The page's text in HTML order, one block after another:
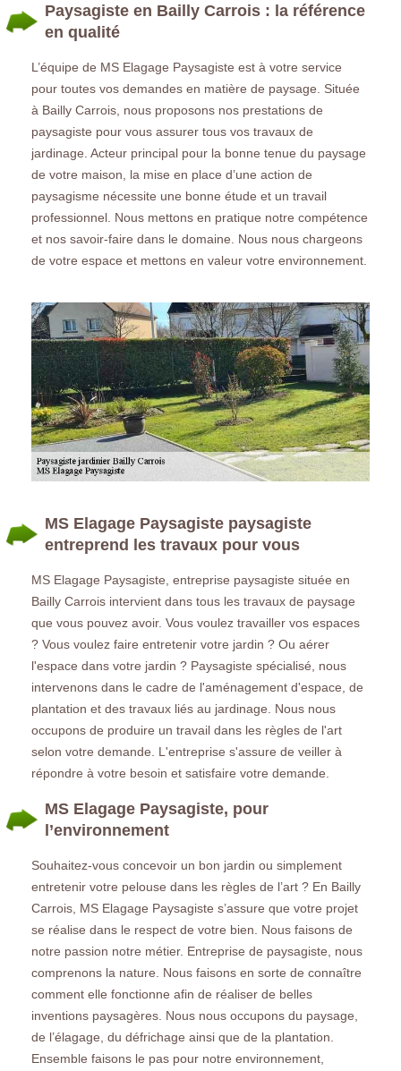
Paysagiste en Bailly Carrois : la référence
en qualité
L’équipe de MS Elagage Paysagiste est à votre service
pour toutes vos demandes en matière de paysage. Située
à Bailly Carrois, nous proposons nos prestations de
paysagiste pour vous assurer tous vos travaux de
jardinage. Acteur principal pour la bonne tenue du paysage
de votre maison, la mise en place d’une action de
paysagisme nécessite une bonne étude et un travail
professionnel. Nous mettons en pratique notre compétence
et nos savoir-faire dans le domaine. Nous nous chargeons
de votre espace et mettons en valeur votre environnement.
MS Elagage Paysagiste paysagiste
entreprend les travaux pour vous
MS Elagage Paysagiste, entreprise paysagiste située en
Bailly Carrois intervient dans tous les travaux de paysage
que vous pouvez avoir. Vous voulez travailler vos espaces
? Vous voulez faire entretenir votre jardin ? Ou aérer
l'espace dans votre jardin ? Paysagiste spécialisé, nous
intervenons dans le cadre de l'aménagement d'espace, de
plantation et des travaux liés au jardinage. Nous nous
occupons de produire un travail dans les règles de l'art
selon votre demande. L'entreprise s'assure de veiller à
répondre à votre besoin et satisfaire votre demande.
MS Elagage Paysagiste, pour
l’environnement
Souhaitez-vous concevoir un bon jardin ou simplement
entretenir votre pelouse dans les règles de l’art ? En Bailly
Carrois, MS Elagage Paysagiste s’assure que votre projet
se réalise dans le respect de votre bien. Nous faisons de
notre passion notre métier. Entreprise de paysagiste, nous
comprenons la nature. Nous faisons en sorte de connaître
comment elle fonctionne afin de réaliser de belles
inventions paysagères. Nous nous occupons du paysage,
de l’élagage, du défrichage ainsi que de la plantation.
Ensemble faisons le pas pour notre environnement,